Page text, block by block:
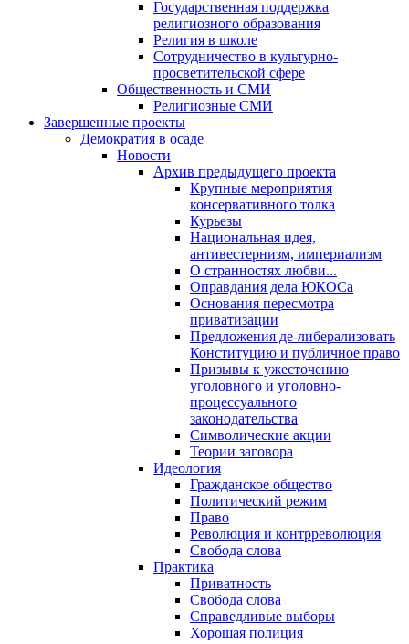
Государственная поддержка
религиозного образования
Религия в школе
Сотрудничество в культурно-
просветительской сфере
Общественность и СМИ
Религиозные СМИ
Завершенные проекты
Демократия в осаде
Новости
Архив предыдущего проекта
Крупные мероприятия
консервативного толка
Курьезы
Национальная идея,
антивестернизм, империализм
О странностях любви...
Оправдания дела ЮКОСа
Основания пересмотра
приватизации
Предложения де-либерализовать
Конституцию и публичное право
Призывы к ужесточению
уголовного и уголовно-
процессуального
законодательства
Символические акции
Теории заговора
Идеология
Гражданское общество
Политический режим
Право
Революция и контрреволюция
Свобода слова
Практика
Приватность
Свобода слова
Справедливые выборы
Хорошая полиция